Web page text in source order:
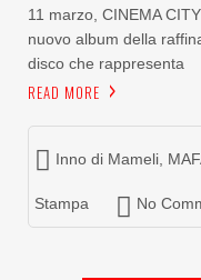
11 marzo, CINEMA
nuovo album della
disco che rappresenta
READ MORE
Inno di Mameli
Stampa No